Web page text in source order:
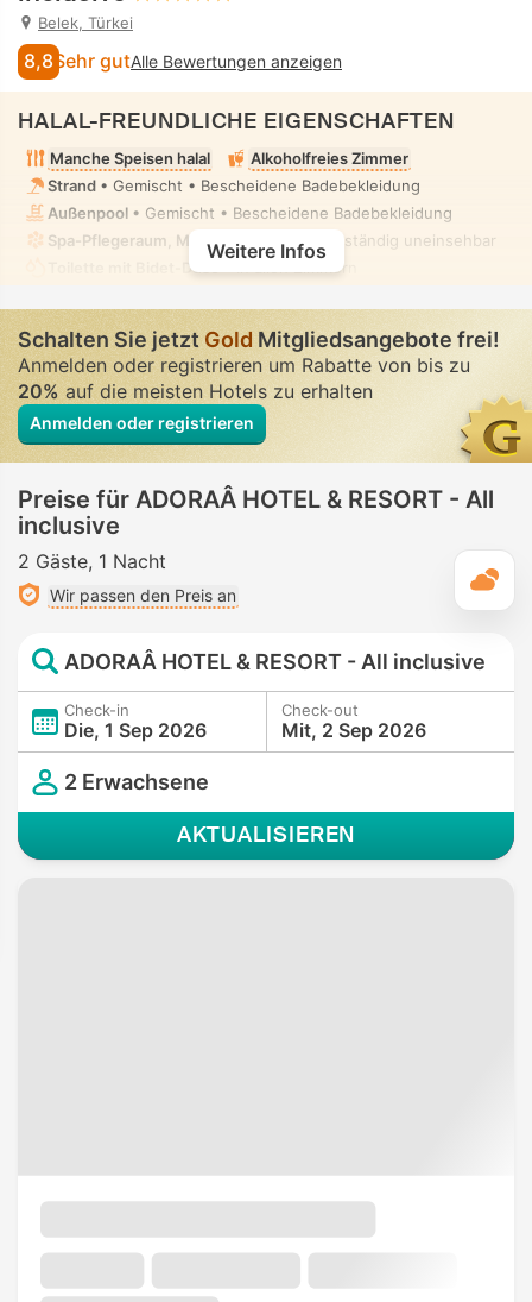
Belek, Türkei
8,8 Sehr gutAlle Bewertungen anzeigen
HALAL-FREUNDLICHE EIGENSCHAFTEN
Manche Speisen halal
Alkoholfreies Zimmer
Strand • Gemischt • Bescheidene Badebekleidung
Außenpool • Gemischt • Bescheidene Badebekleidung
Spa-Pflegeraum, Massage
• Privat • Vollständig uneinsehbar
Toilette mit Bidet-Düse
• In allen Zimmern
Weitere Infos
Schalten Sie jetztGold Mitgliedsangebote frei!
Anmelden oder registrieren um Rabatte von bis zu
20%auf die meisten Hotels zu erhalten
Anmelden oder registrieren
Preise für ADORAÂ HOTEL & RESORT - All
inclusive
2 Gäste 1 Nacht
Wir passen den Preis an
ADORAÂ HOTEL & RESORT - All inclusive
Check-in
Die, 1 Sep 2026
Check-out
Mit, 2 Sep 2026
2 Erwachsene
AKTUALISIEREN